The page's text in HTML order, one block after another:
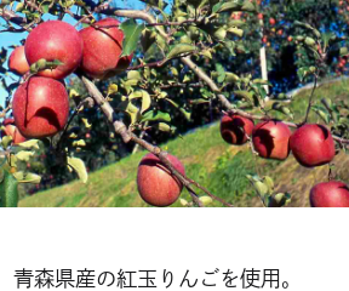
⻘森県産の紅⽟りんごを使⽤。